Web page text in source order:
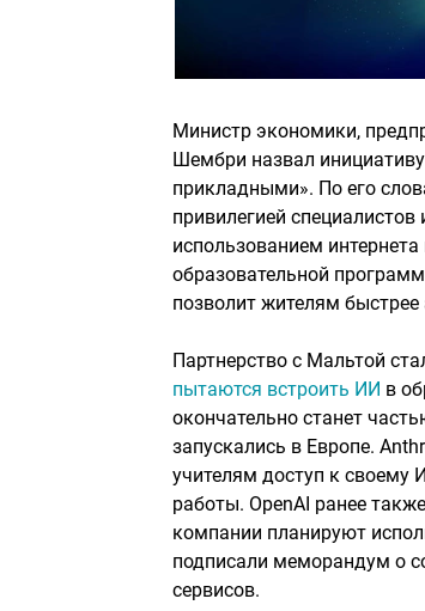
Министр экономики,
Шембри назвал
прикладными». По его
привилегией
использованием
образовательной
позволит жителям
Партнерство с Мальтой
пытаются встроить ИИ в
окончательно станет
запускались в Европе.
учителям доступ к своему
работы. OpenAI ранее
компании планируют
подписали меморандум о
сервисов.